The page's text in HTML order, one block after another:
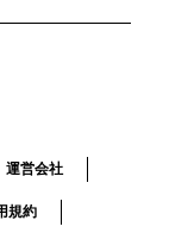
運営会社
規約